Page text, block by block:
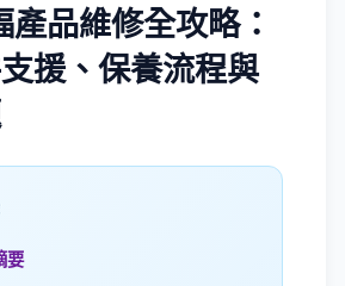
品維修全攻略：
援、保養流程與
要